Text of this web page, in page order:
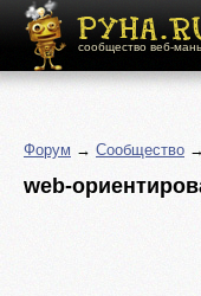
сообщество веб-
Форум → Сообщество →
web-